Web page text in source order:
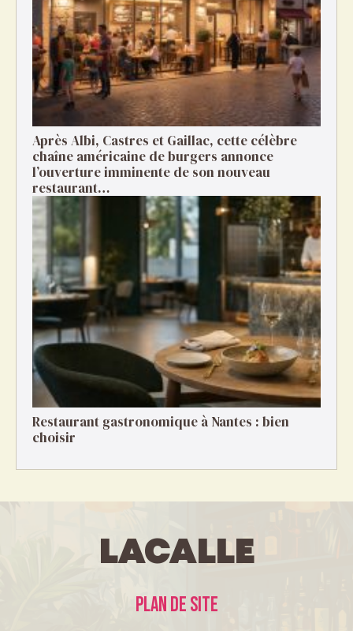
Après Albi, Castres et Gaillac, cette célèbre
chaîne américaine de burgers annonce
l’ouverture imminente de son nouveau
restaurant…
Restaurant gastronomique à Nantes : bien
choisir
LaCalle
Plan de site